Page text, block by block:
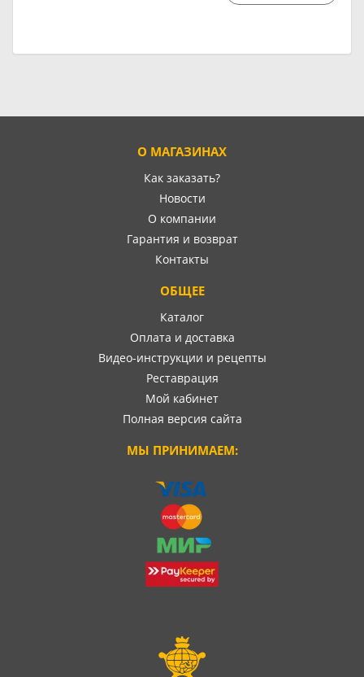
О МАГАЗИНАХ
Как заказать?
Новости
О компании
Гарантия и возврат
Контакты
ОБЩЕЕ
Каталог
Оплата и доставка
Видео-инструкции и рецепты
Реставрация
Мой кабинет
Полная версия сайта
МЫ ПРИНИМАЕМ: